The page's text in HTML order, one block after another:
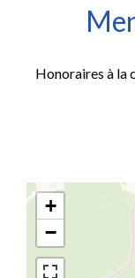
Honoraires à la
+
−